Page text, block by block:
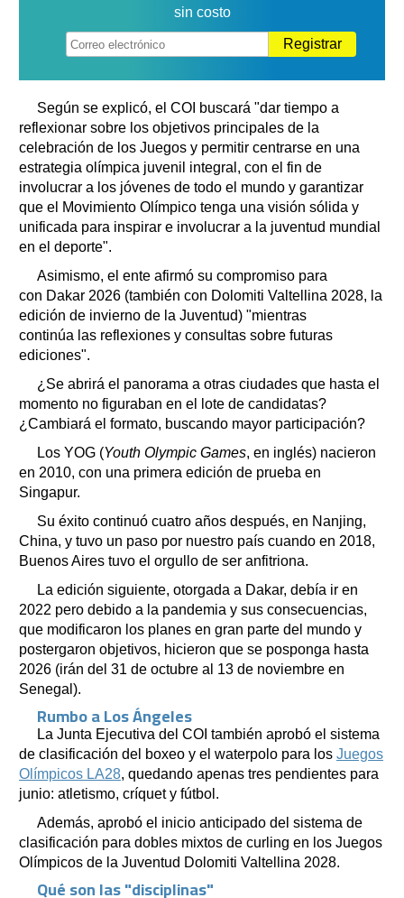
sin costo
Registrar
Según se explicó, el COI buscará "dar tiempo a
reflexionar sobre los objetivos principales de la
celebración de los Juegos y permitir centrarse en una
estrategia olímpica juvenil integral, con el fin de
involucrar a los jóvenes de todo el mundo y garantizar
que el Movimiento Olímpico tenga una visión sólida y
unificada para inspirar e involucrar a la juventud mundial
en el deporte".
Asimismo, el ente afirmó su compromiso para
con Dakar 2026 (también con Dolomiti Valtellina 2028, la
edición de invierno de la Juventud) "mientras
continúa las reflexiones y consultas sobre futuras
ediciones".
¿Se abrirá el panorama a otras ciudades que hasta el
momento no figuraban en el lote de candidatas?
¿Cambiará el formato, buscando mayor participación?
Los YOG (Youth Olympic Games, en inglés) nacieron
en 2010, con una primera edición de prueba en
Singapur.
Su éxito continuó cuatro años después, en Nanjing,
China, y tuvo un paso por nuestro país cuando en 2018,
Buenos Aires tuvo el orgullo de ser anfitriona.
La edición siguiente, otorgada a Dakar, debía ir en
2022 pero debido a la pandemia y sus consecuencias,
que modificaron los planes en gran parte del mundo y
postergaron objetivos, hicieron que se posponga hasta
2026 (irán del 31 de octubre al 13 de noviembre en
Senegal).
Rumbo a Los Ángeles
La Junta Ejecutiva del COI también aprobó el sistema
de clasificación del boxeo y el waterpolo para los Juegos
Olímpicos LA28, quedando apenas tres pendientes para
junio: atletismo, críquet y fútbol.
Además, aprobó el inicio anticipado del sistema de
clasificación para dobles mixtos de curling en los Juegos
Olímpicos de la Juventud Dolomiti Valtellina 2028.
Qué son las "disciplinas"